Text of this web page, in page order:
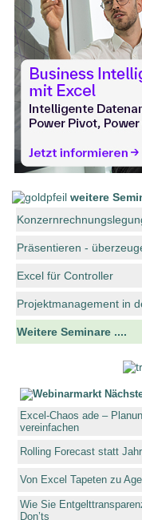
weitere
Präsentieren -
Excel für Controller
Projektmanagement in
Weitere Seminare ....
Excel-Chaos ade –
vereinfachen
Rolling Forecast statt
Von Excel Tapeten zu
Wie Sie
Don’ts